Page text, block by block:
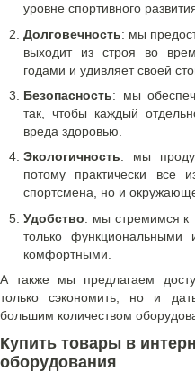
уровне спортивного
Долговечность: мы
выходит из строя во
годами и удивляет своей
Безопасность: мы
так, чтобы каждый
вреда здоровью.
Экологичность: мы
потому практически все
спортсмена, но и
Удобство: мы стремимся к
только
комфортными.
А также мы предлагаем
только сэкономить, но и
большим количеством
Купить товары в
оборудования